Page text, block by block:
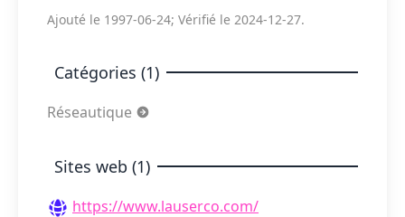
Ajouté le 1997-06-24; Vérifié le 2024-12-27.
Catégories (1)
Réseautique
Sites web (1)
https://www.lauserco.com/